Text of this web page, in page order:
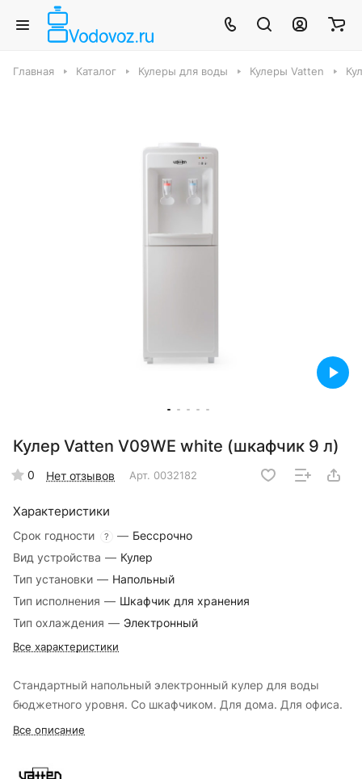
Главная Каталог Кулеры для воды Кулеры Vatten
Кулер Vatten V09WE white (шкафчик 9 л)
0 Нет отзывов Арт. 0032182
Характеристики
Срок годности ? — Бессрочно
Вид устройства — Кулер
Тип установки — Напольный
Тип исполнения — Шкафчик для хранения
Тип охлаждения — Электронный
Все характеристики
Стандартный напольный электронный кулер для воды
бюджетного уровня. Со шкафчиком. Для дома. Для офиса.
Все описание